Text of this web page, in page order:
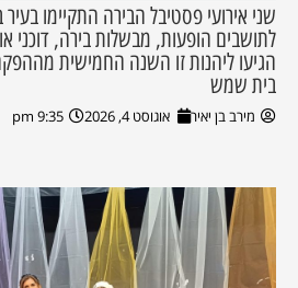
שני אירועי פסטיבל הבירה התקיימו
לתושבים הופעות, מבשלות בירה, דוכני
הגיעו ליהנות זו השנה החמישית
בית שמש
מירב בן יאיר אוגוסט 4, 2026 9:35 pm